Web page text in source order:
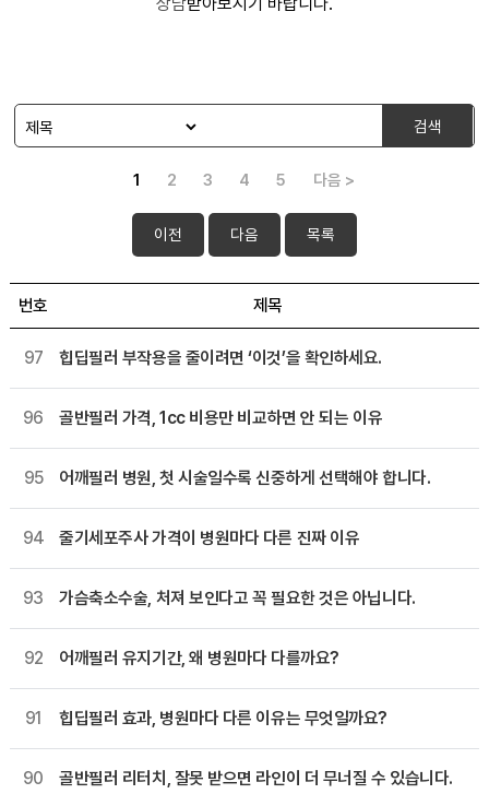
검색
1 2 3 4 5 다음 >
이전 다음 목록
번호 제목
97 힙딥필러 부작용을 줄이려면 ‘이것’을 확인하세요.
96 골반필러 가격, 1cc 비용만 비교하면 안 되는 이유
95 어깨필러 병원, 첫 시술일수록 신중하게 선택해야 합니다.
94 줄기세포주사 가격이 병원마다 다른 진짜 이유
93 가슴축소수술, 처져 보인다고 꼭 필요한 것은 아닙니다.
92 어깨필러 유지기간, 왜 병원마다 다를까요?
91 힙딥필러 효과, 병원마다 다른 이유는 무엇일까요?
90 골반필러 리터치, 잘못 받으면 라인이 더 무너질 수 있습니다.